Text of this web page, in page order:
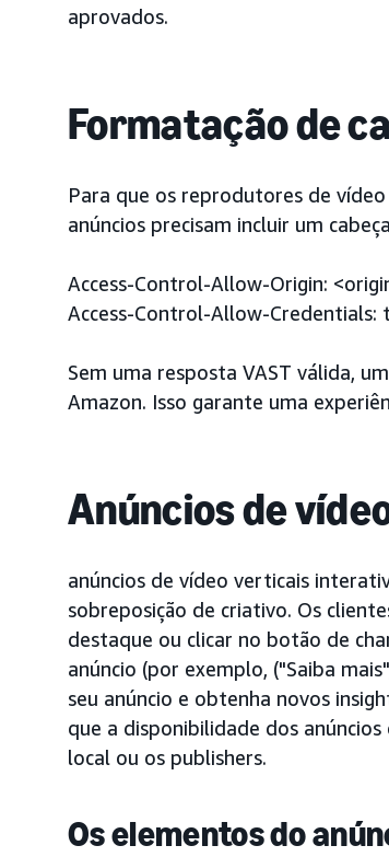
aprovados.
Formatação de
Para que os reprodutores de
anúncios precisam incluir um
Access-Control-Allow-Origin:
Access-Control-Allow-Credentials:
Sem uma resposta VAST válida,
Amazon. Isso garante uma
Anúncios de
anúncios de vídeo verticais
sobreposição de criativo. Os
destaque ou clicar no botão de
anúncio (por exemplo, ("Saiba
seu anúncio e obtenha novos
que a disponibilidade dos
local ou os publishers.
Os elementos do